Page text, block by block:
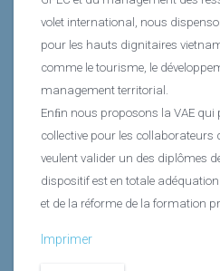
volet international, nous
pour les hauts dignitaires
comme le tourisme, le
management territorial.
Enﬁn nous proposons la VAE qui
collective pour les collaborateurs
veulent valider un des diplômes de
dispositif est en totale adéquation
et de la réforme de la formation
Imprimer